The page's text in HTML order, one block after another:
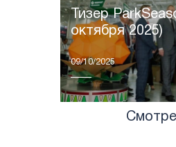
Тизер
октября 2025)
09/10/2025